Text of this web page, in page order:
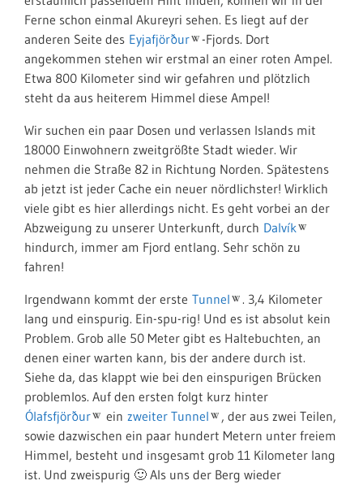
Ferne schon einmal Akureyri sehen. Es liegt auf der
anderen Seite des Eyjafjörður
-Fjords. Dort
angekommen stehen wir erstmal an einer roten Ampel.
Etwa 800 Kilometer sind wir gefahren und plötzlich
steht da aus heiterem Himmel diese Ampel!
Wir suchen ein paar Dosen und verlassen Islands mit
18000 Einwohnern zweitgrößte Stadt wieder. Wir
nehmen die Straße 82 in Richtung Norden. Spätestens
ab jetzt ist jeder Cache ein neuer nördlichster! Wirklich
viele gibt es hier allerdings nicht. Es geht vorbei an der
Abzweigung zu unserer Unterkunft, durch Dalvík
hindurch, immer am Fjord entlang. Sehr schön zu
fahren!
Irgendwann kommt der erste Tunnel
. 3,4 Kilometer
lang und einspurig. Ein-spu-rig! Und es ist absolut kein
Problem. Grob alle 50 Meter gibt es Haltebuchten, an
denen einer warten kann, bis der andere durch ist.
Siehe da, das klappt wie bei den einspurigen Brücken
problemlos. Auf den ersten folgt kurz hinter
Ólafsfjörður
ein zweiter Tunnel
, der aus zwei Teilen,
sowie dazwischen ein paar hundert Metern unter freiem
Himmel, besteht und insgesamt grob 11 Kilometer lang
ist. Und zweispurig 🙂 Als uns der Berg wieder